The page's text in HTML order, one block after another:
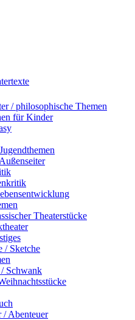
/ philosophische Themen
für Kinder
Theaterstücke
/ Sketche
Schwank
/ Abenteuer